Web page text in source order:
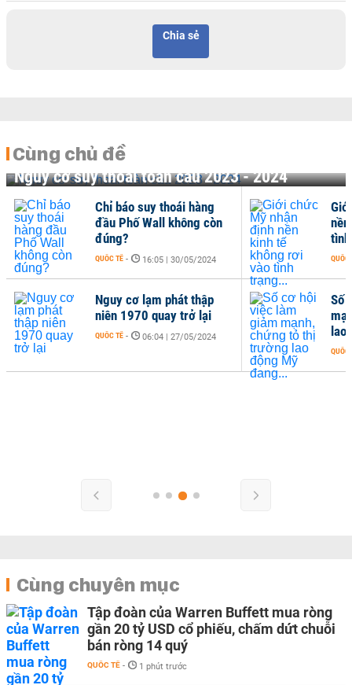
Chia sẻ
Cùng chủ đề
Nguy cơ suy thoái toàn cầu 2023 - 2024
Số
lao
QUỐC
Chỉ báo suy thoái hàng
đầu Phố Wall không còn
đúng?
QUỐC TẾ - 16:05 | 30/05/2024
Nguy cơ lạm phát thập
niên 1970 quay trở lại
QUỐC TẾ - 06:04 | 27/05/2024
QUỐC
Cùng chuyên mục
Tập đoàn của Warren Buffett mua ròng
gần 20 tỷ USD cổ phiếu, chấm dứt chuỗi
bán ròng 14 quý
QUỐC TẾ - 1 phút trước